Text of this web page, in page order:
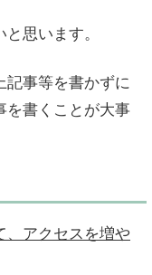
思います。
記事等を書かずに
を書くことが大事
、アクセスを増や